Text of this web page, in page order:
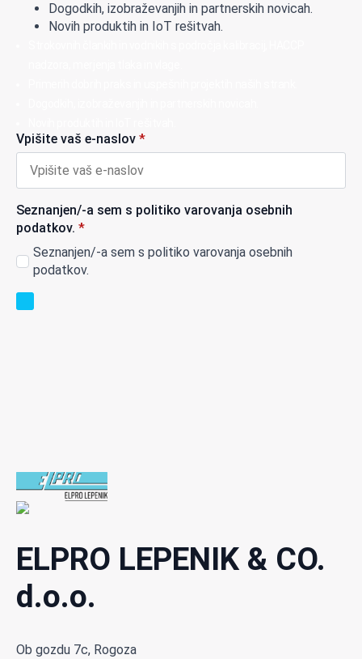
Dogodkih, izobraževanjih in partnerskih novicah.
Novih produktih in IoT rešitvah.
Vpišite vaš e-naslov *
Seznanjen/-a sem s politiko varovanja osebnih
podatkov. *
Seznanjen/-a sem s politiko varovanja osebnih
podatkov.
ELPRO LEPENIK & CO.
d.o.o.
Ob gozdu 7c, Rogoza